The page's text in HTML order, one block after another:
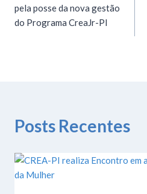
pela posse da nova gestão
do Programa CreaJr-PI
Posts Recentes